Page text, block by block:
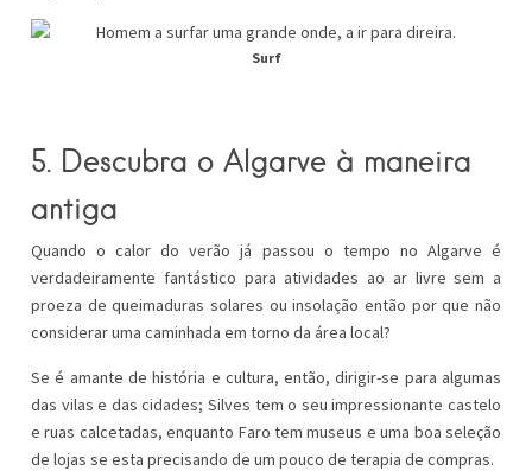
Surf
5. Descubra o Algarve à maneira
antiga
Quando o calor do verão já passou o tempo no Algarve é
verdadeiramente fantástico para atividades ao ar livre sem a
proeza de queimaduras solares ou insolação então por que não
considerar uma caminhada em torno da área local?
Se é amante de história e cultura, então, dirigir-se para algumas
das vilas e das cidades; Silves tem o seu impressionante castelo
e ruas calcetadas, enquanto Faro tem museus e uma boa seleção
de lojas se esta precisando de um pouco de terapia de compras.